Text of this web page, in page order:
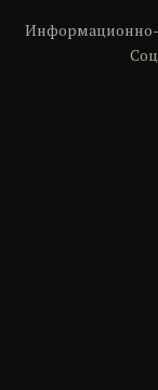
Информационно-